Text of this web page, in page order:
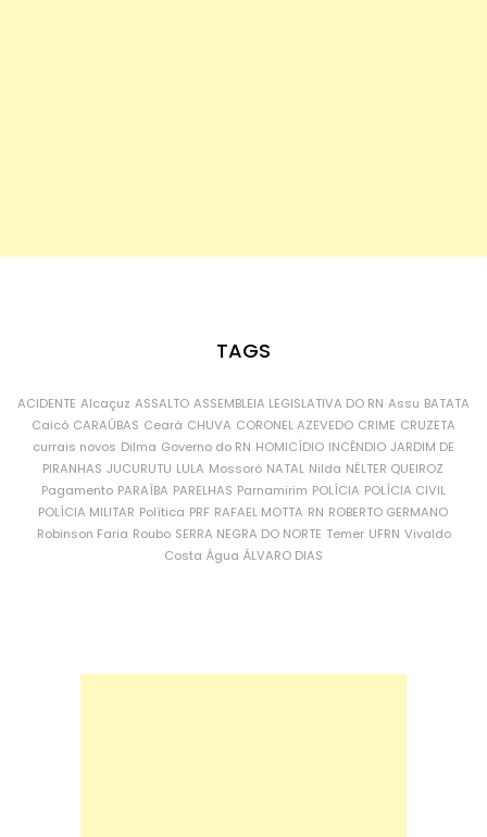
TAGS
ACIDENTE Alcaçuz ASSALTO ASSEMBLEIA LEGISLATIVA DO RN Assu BATATA
Caicó CARAÚBAS Ceará CHUVA CORONEL AZEVEDO CRIME CRUZETA
currais novos Dilma Governo do RN HOMICÍDIO INCÊNDIO JARDIM DE
PIRANHAS JUCURUTU LULA Mossoró NATAL Nilda NÉLTER QUEIROZ
Pagamento PARAÍBA PARELHAS Parnamirim POLÍCIA POLÍCIA CIVIL
POLÍCIA MILITAR Política PRF RAFAEL MOTTA RN ROBERTO GERMANO
Robinson Faria Roubo SERRA NEGRA DO NORTE Temer UFRN Vivaldo
Costa Água ÁLVARO DIAS